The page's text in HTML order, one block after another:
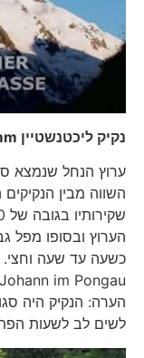
נקיק ליכטנשטיין
ערוץ הנחל שנמצא
השווה מבין הנקיקים
הערוץ ובסופו מפל
Johann im Pongau.
לשים לב לשעות